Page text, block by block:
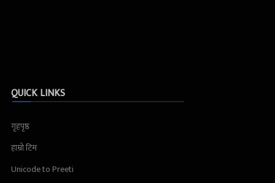
QUICK LINKS
गृहपृष्ठ
हाम्रो टिम
Unicode to Preeti